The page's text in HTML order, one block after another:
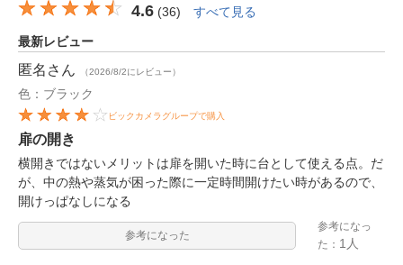
4.6 (36) すべて見る
最新レビュー
匿名 さん （2026/8/2にレビュー）
色：ブラック
ビックカメラグループで購入
扉の開き
横開きではないメリットは扉を開いた時に台として使える点。だ
が、中の熱や蒸気が困った際に一定時間開けたい時があるので、
開けっぱなしになる
参考になった
参考になっ
た： 1人